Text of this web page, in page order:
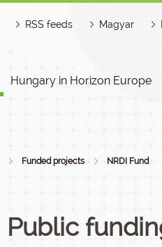
RSS feeds Magyar
Hungary in Horizon Europe
Funded projects NRDI Fund
Public